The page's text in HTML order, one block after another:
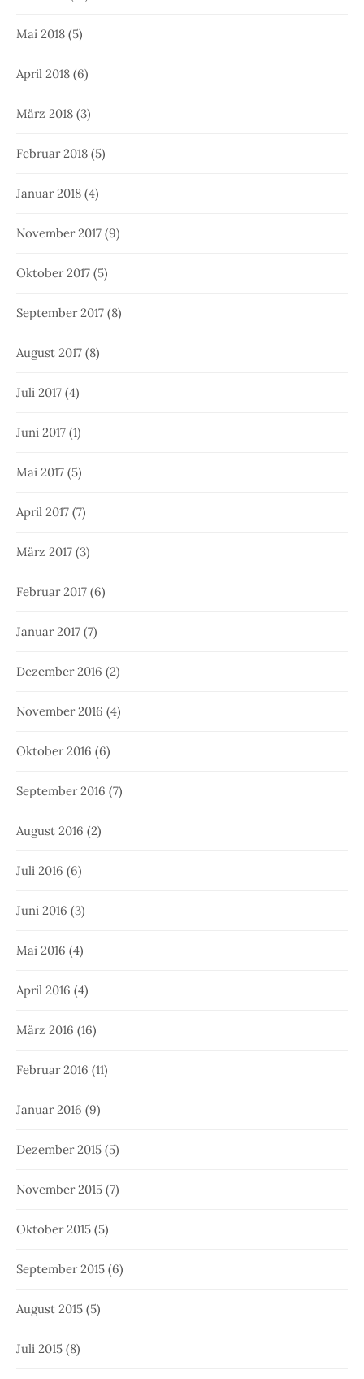
Mai 2018 (5)
April 2018 (6)
März 2018 (3)
Februar 2018 (5)
Januar 2018 (4)
November 2017 (9)
Oktober 2017 (5)
September 2017 (8)
August 2017 (8)
Juli 2017 (4)
Juni 2017 (1)
Mai 2017 (5)
April 2017 (7)
März 2017 (3)
Februar 2017 (6)
Januar 2017 (7)
Dezember 2016 (2)
November 2016 (4)
Oktober 2016 (6)
September 2016 (7)
August 2016 (2)
Juli 2016 (6)
Juni 2016 (3)
Mai 2016 (4)
April 2016 (4)
März 2016 (16)
Februar 2016 (11)
Januar 2016 (9)
Dezember 2015 (5)
November 2015 (7)
Oktober 2015 (5)
September 2015 (6)
August 2015 (5)
Juli 2015 (8)